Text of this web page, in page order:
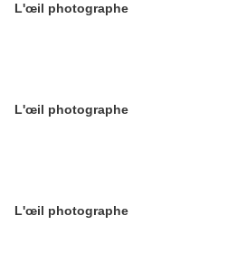
L'œil photographe
L'œil photographe
L'œil photographe